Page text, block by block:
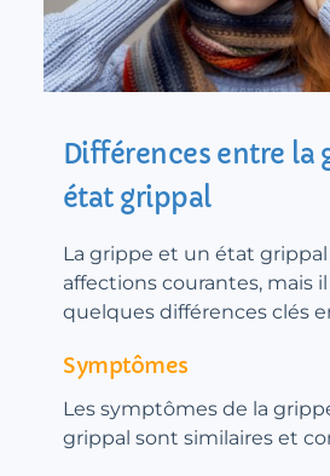
Différences entre la
état grippal
La grippe et un état
affections courantes, mais
quelques différences clés
Symptômes
Les symptômes de la
grippal sont similaires et